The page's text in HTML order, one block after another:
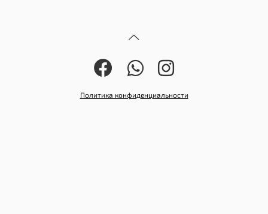
Политика конфиденциальности